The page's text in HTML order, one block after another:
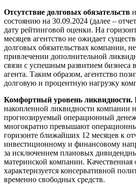
Отсутствие долговых обязательств
состоянию на 30.09.2024 (далее –
дату рейтинговой оценки. На
месяцев агентство не ожидает
долговых обязательствах компании,
привлечении дополнительной
связи с успешным развитием бизнеса
агента. Таким образом, агентство
долговую и процентную нагрузку
Комфортный уровень ликвидности.
накопленной ликвидности компании
прогнозируемый операционный
многократно превышают
горизонте ближайших 12 месяцев к
инвестиционному и финансовому
за исключением плановых
материнской компании. Качественная
характеризуется консервативной
временно свободных средств.